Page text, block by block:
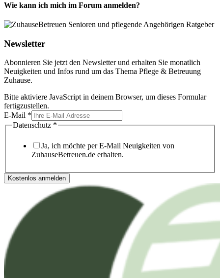
Wie kann ich mich im Forum anmelden?
Newsletter
Abonnieren Sie jetzt den Newsletter und erhalten Sie monatlich
Neuigkeiten und Infos rund um das Thema Pflege & Betreuung
Zuhause.
Bitte aktiviere JavaScript in deinem Browser, um dieses Formular
fertigzustellen.
E-Mail *
Datenschutz *
Ja, ich möchte per E-Mail Neuigkeiten von
ZuhauseBetreuen.de erhalten.
Kostenlos anmelden